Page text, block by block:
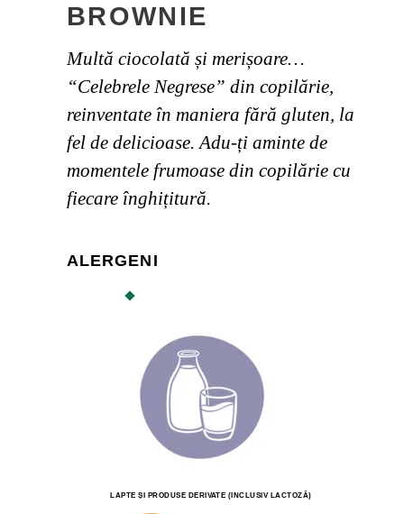
BROWNIE
Multă ciocolată și merișoare…
“Celebrele Negrese” din copilărie,
reinventate în maniera fără gluten, la
fel de delicioase. Adu-ți aminte de
momentele frumoase din copilărie cu
fiecare înghițitură.
ALERGENI
LAPTE ȘI PRODUSE DERIVATE (INCLUSIV LACTOZĂ)